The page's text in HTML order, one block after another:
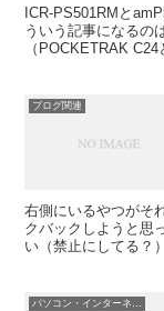
ICR-PS501RMと
ういう記事になるの
（POCKETRAK
ブログ関連
右側にいるやつがそ
クバックしようと思
い（禁止にしてる？